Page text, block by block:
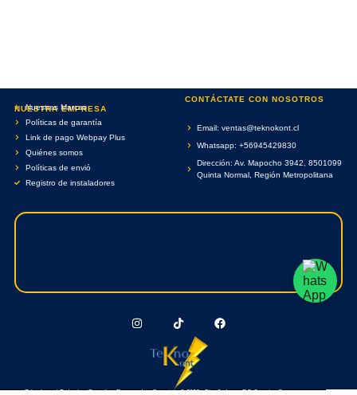
NUESTRA EMPRESA
Nuestras Marcas
Políticas de garantía
Link de pago Webpay Plus
Quiénes somos
Políticas de envió
Registro de instaladores
CONTÁCTATE CON NOSOTROS
Email: ventas@teknokont.cl
Whatsapp: +56945429830
Dirección: Av. Mapocho 3942, 8501099
Quinta Normal, Región Metropolitana
Teknokont.cl Todos Los Derechos Reservados. Copyright © 2026 - Diseñado por RC Creative Systems